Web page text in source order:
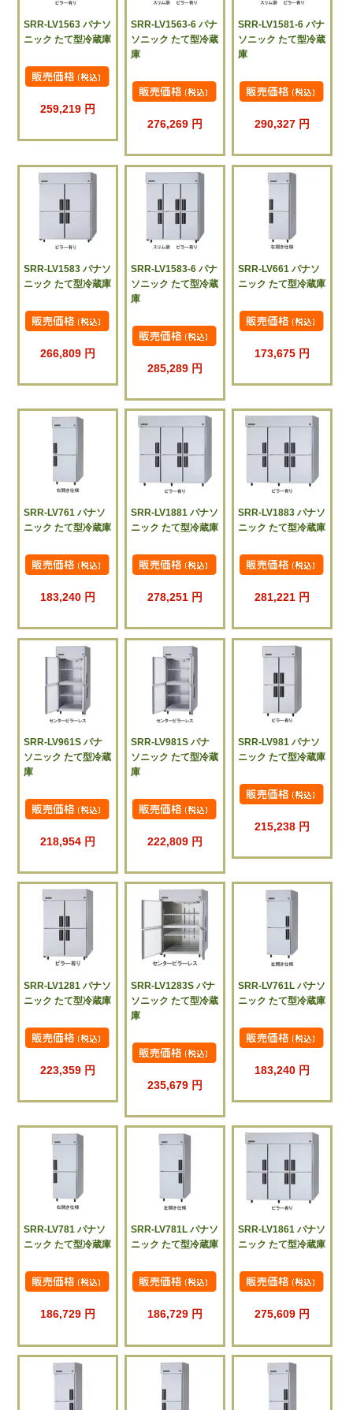
SRR-LV1563 パナソ
ニック たて型冷蔵庫
259,219 円
SRR-LV1563-6 パナ
ソニック たて型冷蔵
庫
276,269 円
SRR-LV1581-6 パナ
ソニック たて型冷蔵
庫
290,327 円
SRR-LV1583 パナソ
ニック たて型冷蔵庫
266,809 円
SRR-LV1583-6 パナ
ソニック たて型冷蔵
庫
285,289 円
SRR-LV661 パナソ
ニック たて型冷蔵庫
173,675 円
SRR-LV761 パナソ
ニック たて型冷蔵庫
183,240 円
SRR-LV1881 パナソ
ニック たて型冷蔵庫
278,251 円
SRR-LV1883 パナソ
ニック たて型冷蔵庫
281,221 円
SRR-LV961S パナ
ソニック たて型冷蔵
庫
218,954 円
SRR-LV981S パナ
ソニック たて型冷蔵
庫
222,809 円
SRR-LV981 パナソ
ニック たて型冷蔵庫
215,238 円
SRR-LV1281 パナソ
ニック たて型冷蔵庫
223,359 円
SRR-LV1283S パナ
ソニック たて型冷蔵
庫
235,679 円
SRR-LV761L パナソ
ニック たて型冷蔵庫
183,240 円
SRR-LV781 パナソ
ニック たて型冷蔵庫
186,729 円
SRR-LV781L パナソ
ニック たて型冷蔵庫
186,729 円
SRR-LV1861 パナソ
ニック たて型冷蔵庫
275,609 円